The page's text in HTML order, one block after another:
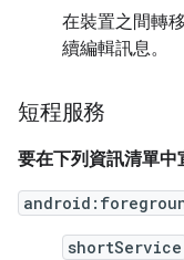
在裝置之間轉
續編輯訊息。
短程服務
要在下列資訊清單
shortService